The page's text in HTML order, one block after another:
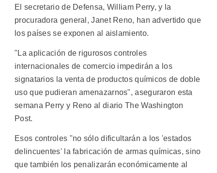
El secretario de Defensa, William Perry, y la
procuradora general, Janet Reno, han advertido que
los países se exponen al aislamiento.
"La aplicación de rigurosos controles
internacionales de comercio impedirán a los
signatarios la venta de productos químicos de doble
uso que pudieran amenazarnos", aseguraron esta
semana Perry y Reno al diario The Washington
Post.
Esos controles "no sólo dificultarán a los 'estados
delincuentes' la fabricación de armas químicas, sino
que también los penalizarán económicamente al